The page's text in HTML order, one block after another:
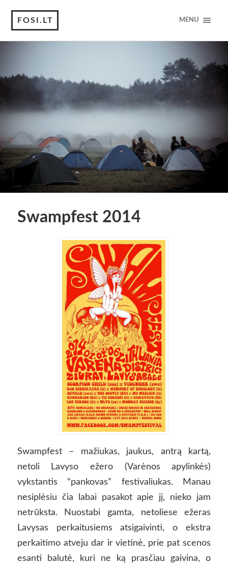
FOSI.LT MENU
Swampfest 2014
Swampfest – mažiukas, jaukus, antrą kartą,
netoli Lavyso ežero (Varėnos apylinkės)
vykstantis “pankovas” festivaliukas. Manau
nesiplėsiu čia labai pasakot apie jį, nieko jam
netrūksta. Nuostabi gamta, netoliese ežeras
Lavysas perkaitusiems atsigaivinti, o ekstra
perkaitimo atveju dar ir vietinė, prie pat scenos
esanti balutė, kuri ne ką prasčiau gaivina, o